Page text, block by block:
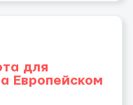
для
Европейском